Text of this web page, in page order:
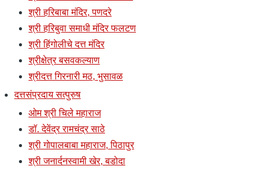
श्री हरिबाबा मंदिर, पणदरे
श्री हरिबुवा समाधी मंदिर फलटण
श्री हिंगोलीचे दत्त मंदिर
श्रीक्षेत्र बसवकल्याण
श्रीदत्त गिरनारी मठ, भुसावळ
दत्तसंप्रदाय सत्पुरुष
ओम श्री चिले महाराज
डॉ. देवेंद्र रामचंद्र साठे
श्री गोपालबाबा महाराज, पिठापुर
श्री जनार्दनस्वामी खेर, बडोदा